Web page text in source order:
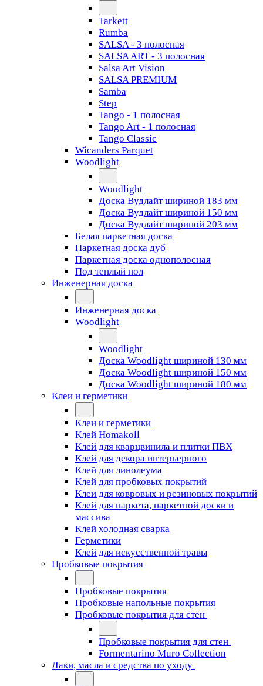
Tarkett
Rumba
SALSA - 3 полосная
SALSA ART - 3 полосная
Salsa Art Vision
SALSA PREMIUM
Samba
Step
Tango - 1 полосная
Tango Art - 1 полосная
Tango Classiс
Wicanders Parquet
Woodlight
Woodlight
Доска Вудлайт шириной 183 мм
Доска Вудлайт шириной 150 мм
Доска Вудлайт шириной 203 мм
Белая паркетная доска
Паркетная доска дуб
Паркетная доска однополосная
Под теплый пол
Инженерная доска
Инженерная доска
Woodlight
Woodlight
Доска Woodlight шириной 130 мм
Доска Woodlight шириной 150 мм
Доска Woodlight шириной 180 мм
Клеи и герметики
Клеи и герметики
Клей Homakoll
Клей для кварцвинила и плитки ПВХ
Клей для декора интерьерного
Клей для линолеума
Клей для пробковых покрытий
Клеи для ковровых и резиновых покрытий
Клей для паркета, паркетной доски и
массива
Клей холодная сварка
Герметики
Клей для искусственной травы
Пробковые покрытия
Пробковые покрытия
Пробковые напольные покрытия
Пробковые покрытия для стен
Пробковые покрытия для стен
Formentarino Muro Collection
Лаки, масла и средства по уходу